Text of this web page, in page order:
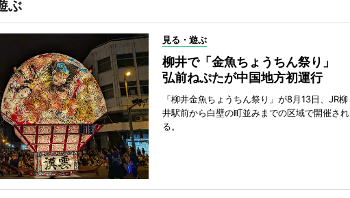
ぶ
見る・遊ぶ
柳井で「金魚ちょうちん祭り」
弘前ねぷたが中国地方初運行
「柳井金魚ちょうちん祭り」が8月13日、JR柳
井駅前から白壁の町並みまでの区域で開催され
る。